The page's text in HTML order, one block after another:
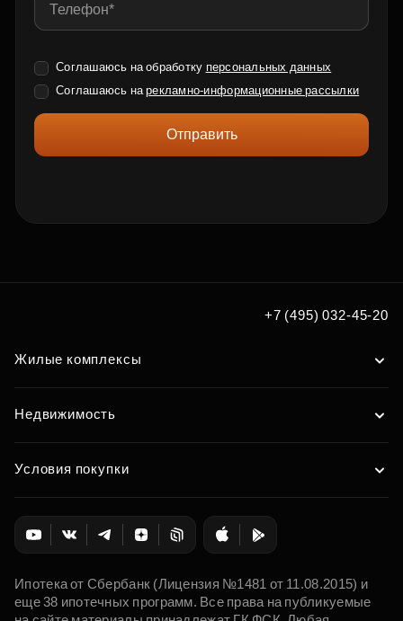
Соглашаюсь на обработку персональных данных
Соглашаюсь нарекламно-информационные рассылки
Отправить
+7 (495) 032-45-20
Жилые комплексы
Недвижимость
Условия покупки
Ипотека от Сбербанк (Лицензия №1481 от 11.08.2015) и
еще 38 ипотечных программ. Все права на публикуемые